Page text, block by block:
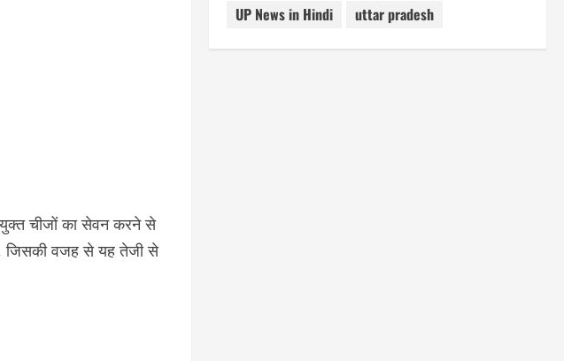
चीजों का सेवन करने से
जिसकी वजह से यह तेजी से
UP News in Hindi
uttar pradesh